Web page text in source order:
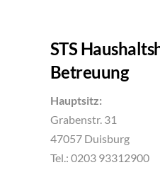
STS
Betreuung
Hauptsitz:
Grabenstr. 31
47057 Duisburg
Tel.: 0203 93312900